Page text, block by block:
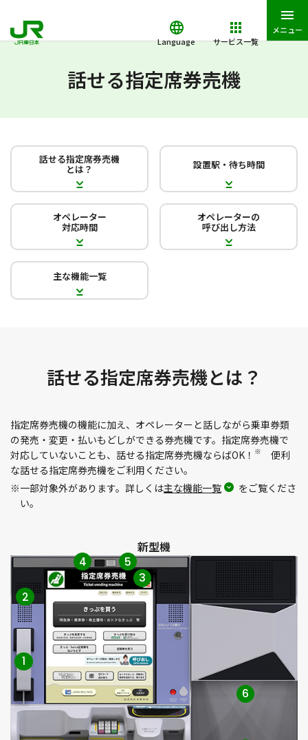
Language サービス一覧
メニュー
話せる指定席券売機
話せる指定席券売機
とは？ 設置駅・待ち時間
オペレーター
対応時間
オペレーターの
呼び出し方法
主な機能一覧
話せる指定席券売機とは？
指定席券売機の機能に加え、オペレーターと話しながら乗車券類
の発売・変更・払いもどしができる券売機です。 指定席券売機で
対応していないことも、話せる指定席券売機ならばOK！ ※
便利
な話せる指定席券売機をご利用ください。
※一部対象外があります。詳しくは主な機能一覧
をご覧くださ
い。
新型機
1
2
3
4 5
6